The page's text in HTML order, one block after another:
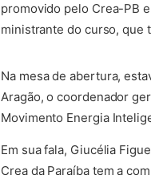
promovido pelo Crea-PB
ministrante do curso, que
(abre em nova aba)
Na mesa de abertura,
Aragão, o coordenador
Movimento Energia
Em sua fala, Giucélia
Crea da Paraíba tem a